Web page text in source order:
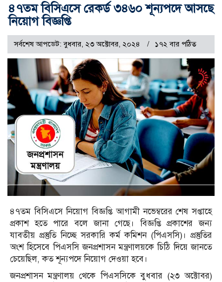
৪৭তম বিসিএসে রেকর্ড ৩৪৬০ শূন্যপদে আসছে
নিয়োগ বিজ্ঞপ্তি
সর্বশেষ আপডেট: বুধবার, ২৩ অক্টোবর, ২০২৪ ১৭২ বার পঠিত
৪৭তম বিসিএসে নিয়োগ বিজ্ঞপ্তি আগামী নভেম্বরের শেষ সপ্তাহে
প্রকাশ হতে পারে বলে জানা গেছে। বিজ্ঞপ্তি প্রকাশের জন্য
যাবতীয় প্রস্তুতি নিচ্ছে সরকারি কর্ম কমিশন (পিএসসি)। প্রস্তুতির
অংশ হিসেবে পিএসসি জনপ্রশাসন মন্ত্রণালয়কে চিঠি দিয়ে জানতে
চেয়েছিল, কত শূন্যপদে নিয়োগ দেওয়া হবে।
জনপ্রশাসন মন্ত্রণালয় থেকে পিএসসিকে বুধবার (২৩ অক্টোবর)